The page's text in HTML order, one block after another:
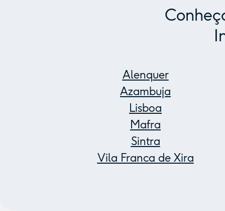
Alenquer
Azambuja
Lisboa
Mafra
Sintra
Vila Franca de Xira